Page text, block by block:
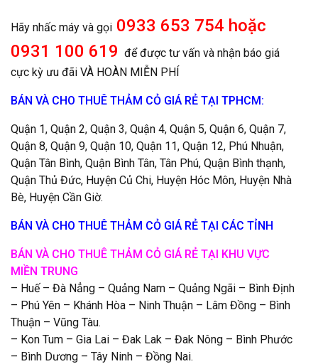
Hãy nhấc máy và gọi 0933 653 754 hoặc
0931 100 619 để được tư vấn và nhận báo giá
cực kỳ ưu đãi VÀ HOÀN MIỄN PHÍ
BÁN VÀ CHO THUÊ THẢM CỎ GIÁ RẺ TẠI TPHCM:
Quận 1, Quận 2, Quận 3, Quận 4, Quận 5, Quận 6, Quận 7,
Quận 8, Quận 9, Quận 10, Quận 11, Quận 12, Phú Nhuận,
Quận Tân Bình, Quận Bình Tân, Tân Phú, Quận Bình thạnh,
Quận Thủ Đức, Huyện Củ Chi, Huyện Hóc Môn, Huyện Nhà
Bè, Huyện Cần Giờ.
BÁN VÀ CHO THUÊ THẢM CỎ GIÁ RẺ TẠI CÁC TỈNH
BÁN VÀ CHO THUÊ THẢM CỎ GIÁ RẺ TẠI KHU VỰC
MIỀN TRUNG
– Huế – Đà Nẳng – Quảng Nam – Quảng Ngãi – Bình Định
– Phú Yên – Khánh Hòa – Ninh Thuận – Lâm Đồng – Bình
Thuận – Vũng Tàu.
– Kon Tum – Gia Lai – Đak Lak – Đak Nông – Bình Phước
– Bình Dương – Tây Ninh – Đồng Nai.